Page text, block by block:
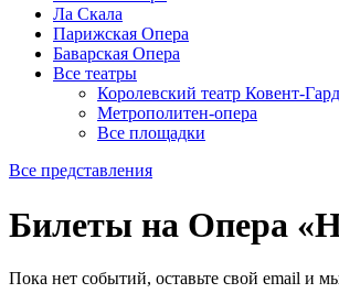
Ла Скала
Парижская Опера
Баварская Опера
Все театры
Королевский театр Ковент-
Метрополитен-опера
Все площадки
Все представления
Билеты на Опера
Пока нет событий, оставьте свой email и